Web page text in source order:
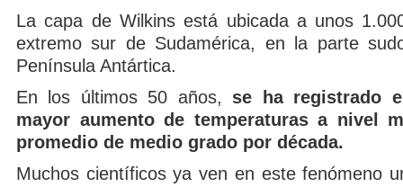
La capa de Wilkins está ubicada a unos
extremo sur de Sudamérica, en la parte
Península Antártica.
En los últimos 50 años, se ha registrado
mayor aumento de temperaturas a nivel
promedio de medio grado por década.
Muchos científicos ya ven en este fenómeno